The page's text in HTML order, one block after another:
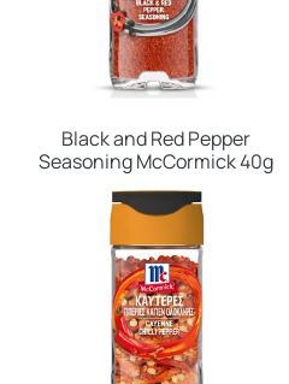
Black and Red Pepper
Seasoning McCormick 40g